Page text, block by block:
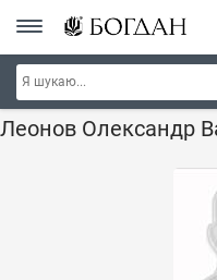
Головна Наші автори -
Леонов Олександр